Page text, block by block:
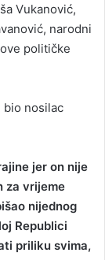
Vukanović,
narodni
političke
bio nosilac
jer on nije
za vrijeme
nijednog
Republici
priliku svima,